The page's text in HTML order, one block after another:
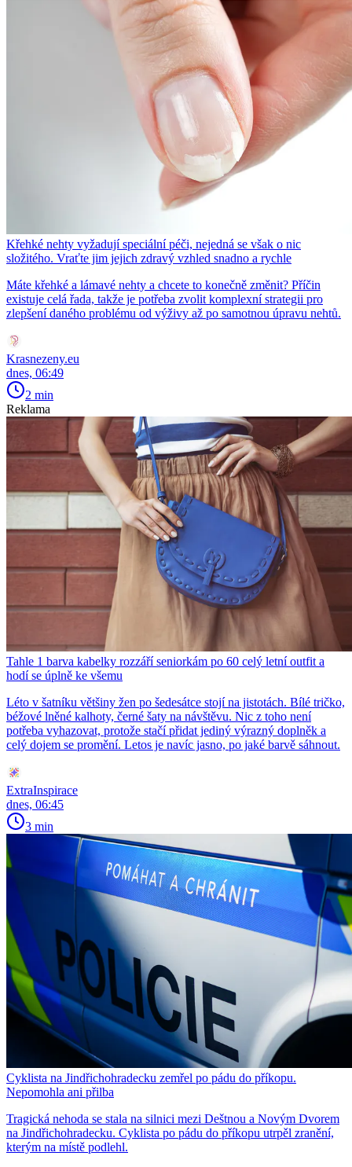
Křehké nehty vyžadují speciální péči, nejedná se však o nic
složitého. Vraťte jim jejich zdravý vzhled snadno a rychle
Máte křehké a lámavé nehty a chcete to konečně změnit? Příčin
existuje celá řada, takže je potřeba zvolit komplexní strategii pro
zlepšení daného problému od výživy až po samotnou úpravu nehtů.
Krasnezeny.eu
dnes, 06:49
2 min
Reklama
Tahle 1 barva kabelky rozzáří seniorkám po 60 celý letní outfit a
hodí se úplně ke všemu
Léto v šatníku většiny žen po šedesátce stojí na jistotách. Bílé tričko,
béžové lněné kalhoty, černé šaty na návštěvu. Nic z toho není
potřeba vyhazovat, protože stačí přidat jediný výrazný doplněk a
celý dojem se promění. Letos je navíc jasno, po jaké barvě sáhnout.
ExtraInspirace
dnes, 06:45
3 min
Cyklista na Jindřichohradecku zemřel po pádu do příkopu.
Nepomohla ani přilba
Tragická nehoda se stala na silnici mezi Deštnou a Novým Dvorem
na Jindřichohradecku. Cyklista po pádu do příkopu utrpěl zranění,
kterým na místě podlehl.